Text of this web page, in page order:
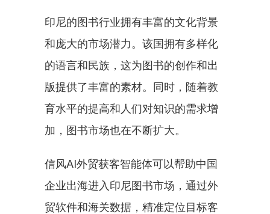
印尼的图书行业拥有丰富的文化背景
和庞大的市场潜力。该国拥有多样化
的语言和民族，这为图书的创作和出
版提供了丰富的素材。同时，随着教
育水平的提高和人们对知识的需求增
加，图书市场也在不断扩大。
信风AI外贸获客智能体可以帮助中国
企业出海进入印尼图书市场，通过外
贸软件和海关数据，精准定位目标客